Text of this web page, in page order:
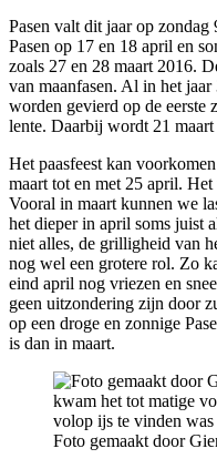
Pasen valt dit jaar op
Pasen op 17 en 18 april en
zoals 27 en 28 maart 2016.
van maanfasen. Al in het
worden gevierd op de eerste
lente. Daarbij wordt 21 maart
Het paasfeest kan
maart tot en met 25 april.
Vooral in maart kunnen we
het dieper in april soms juist
niet alles, de grilligheid van
nog wel een grotere rol. Zo
eind april nog vriezen en
geen uitzondering zijn door
op een droge en zonnige
is dan in maart.
Foto gemaakt door